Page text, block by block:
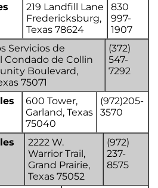
219 Landfill Lane
Fredericksburg,
Texas 78624
830
997-
1907
Servicios de
Condado de Collin
Boulevard,
75071
(372)
547-
7292
600 Tower,
Garland, Texas
75040
(972)205-
3570
2222 W.
Warrior Trail,
Grand Prairie,
Texas 75052
(972)
237-
8575